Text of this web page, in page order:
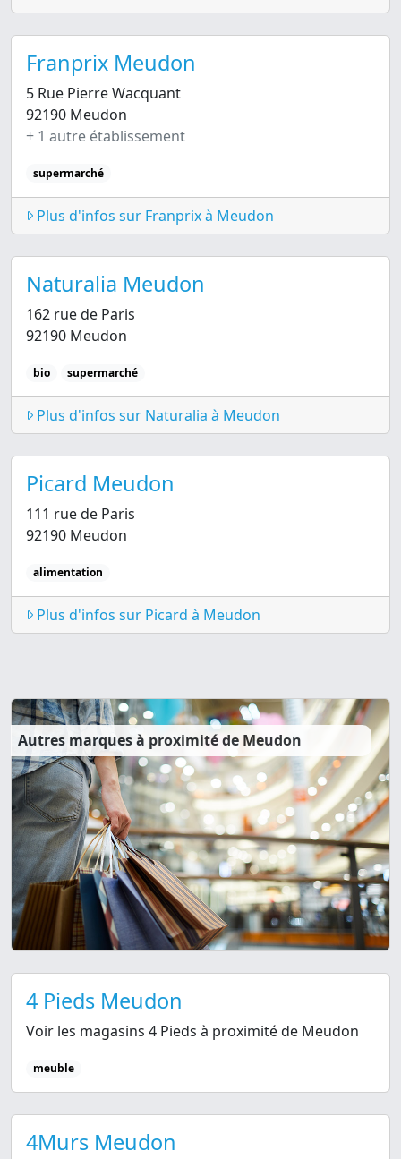
Franprix Meudon
5 Rue Pierre Wacquant
92190 Meudon
+ 1 autre établissement
supermarché
Plus d'infos sur Franprix à Meudon
Naturalia Meudon
162 rue de Paris
92190 Meudon
bio supermarché
Plus d'infos sur Naturalia à Meudon
Picard Meudon
111 rue de Paris
92190 Meudon
alimentation
Plus d'infos sur Picard à Meudon
Autres marques à proximité de Meudon
4 Pieds Meudon
Voir les magasins 4 Pieds à proximité de Meudon
meuble
4Murs Meudon